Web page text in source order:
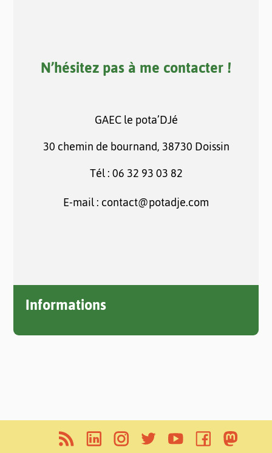
N’hésitez pas à me contacter !
GAEC le pota’DJé
30 chemin de bournand, 38730 Doissin
Tél : 06 32 93 03 82
E-mail : contact@potadje.com
Informations